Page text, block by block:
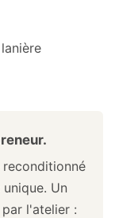
Un
l'atelier :